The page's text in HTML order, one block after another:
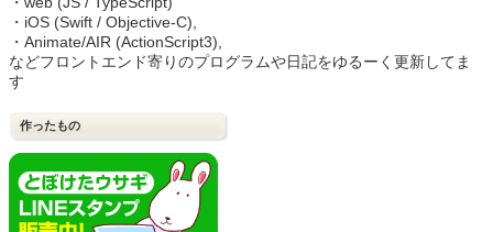
・iOS (Swift / Objective-C),
・Animate/AIR (ActionScript3),
などフロントエンド寄りのプログラムや日記をゆるーく更新してま
す
作ったもの